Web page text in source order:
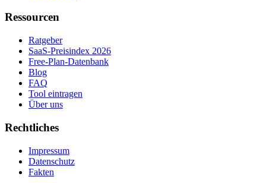
Ressourcen
Ratgeber
SaaS-Preisindex 2026
Free-Plan-Datenbank
Blog
FAQ
Tool eintragen
Über uns
Rechtliches
Impressum
Datenschutz
Fakten